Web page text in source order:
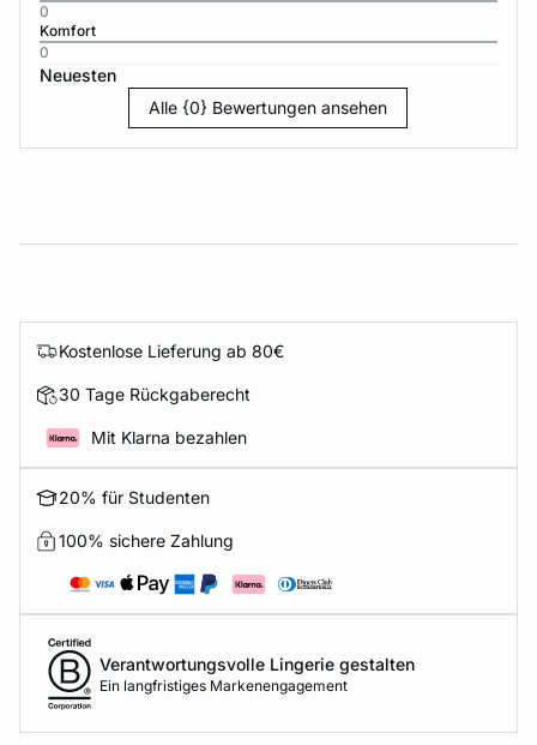
0
Komfort
0
Neuesten
Alle {0} Bewertungen ansehen
Kostenlose Lieferung ab 80€
30 Tage Rückgaberecht
Mit Klarna bezahlen
20% für Studenten
100% sichere Zahlung
Verantwortungsvolle Lingerie gestalten
Ein langfristiges Markenengagement